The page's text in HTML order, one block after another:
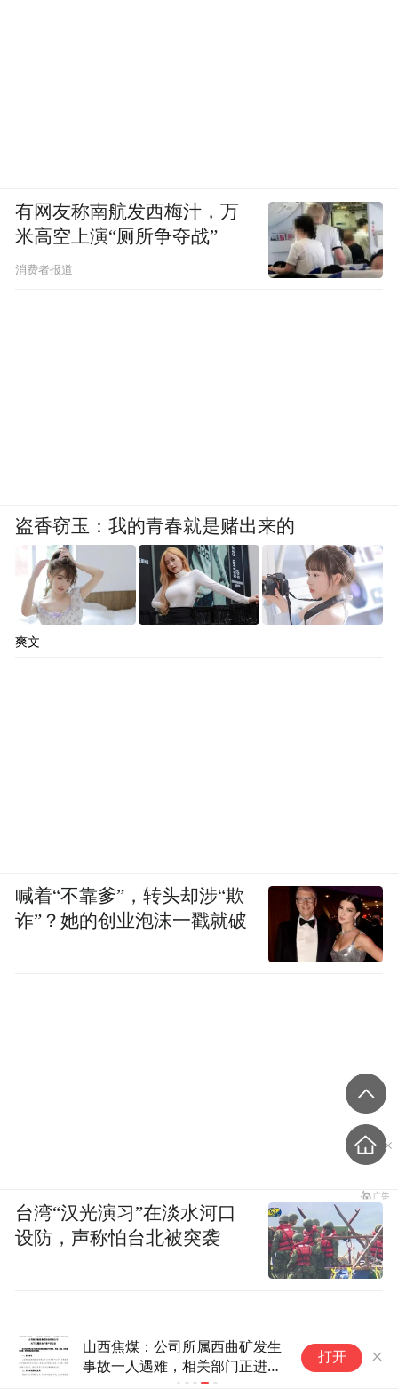
山西焦煤：公司所属西曲矿发生
事故一人遇难，相关部门正进行
打开
有网友称南航发西梅汁，万
米高空上演“厕所争夺战”
消费者报道
盗香窃玉：我的青春就是赌出来的
爽文
喊着“不靠爹”，转头却涉“欺
诈”？她的创业泡沫一戳就破
台湾“汉光演习”在淡水河口
设防，声称怕台北被突袭